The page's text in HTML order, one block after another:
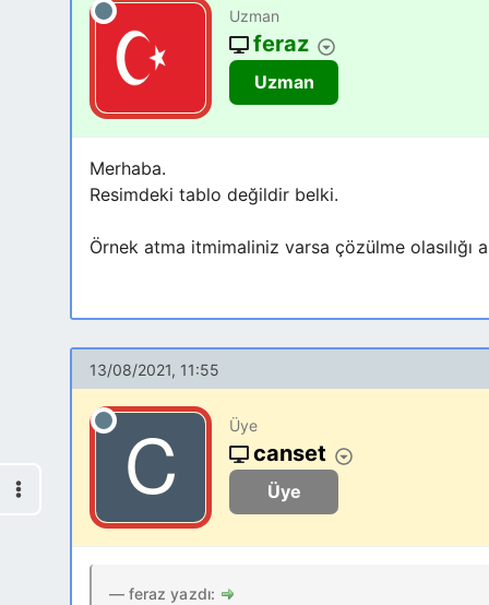
Uzman
feraz
Uzman
Merhaba.
Resimdeki tablo değildir belki.
Örnek atma itmimaliniz varsa çözülme olasılığı
13/08/2021, 11:55
Üye
canset
Üye
feraz yazdı: